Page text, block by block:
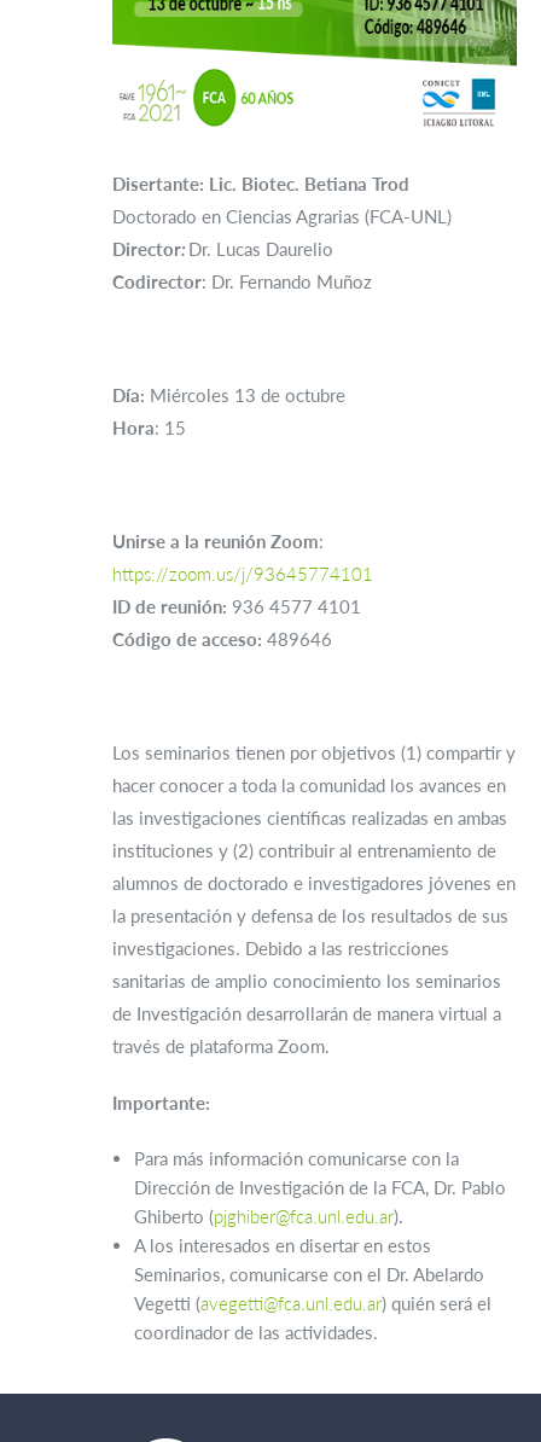
Disertante: Lic. Biotec. Betiana Trod
Doctorado en Ciencias Agrarias (FCA-UNL)
Director: Dr. Lucas Daurelio
Codirector: Dr. Fernando Muñoz
Día: Miércoles 13 de octubre
Hora: 15
Unirse a la reunión Zoom:
https://zoom.us/j/93645774101
ID de reunión: 936 4577 4101
Código de acceso: 489646
Los seminarios tienen por objetivos (1) compartir y
hacer conocer a toda la comunidad los avances en
las investigaciones científicas realizadas en ambas
instituciones y (2) contribuir al entrenamiento de
alumnos de doctorado e investigadores jóvenes en
la presentación y defensa de los resultados de sus
investigaciones. Debido a las restricciones
sanitarias de amplio conocimiento los seminarios
de Investigación desarrollarán de manera virtual a
través de plataforma Zoom.
Importante:
Para más información comunicarse con la
Dirección de Investigación de la FCA, Dr. Pablo
Ghiberto (pjghiber@fca.unl.edu.ar).
A los interesados en disertar en estos
Seminarios, comunicarse con el Dr. Abelardo
Vegetti (avegetti@fca.unl.edu.ar) quién será el
coordinador de las actividades.